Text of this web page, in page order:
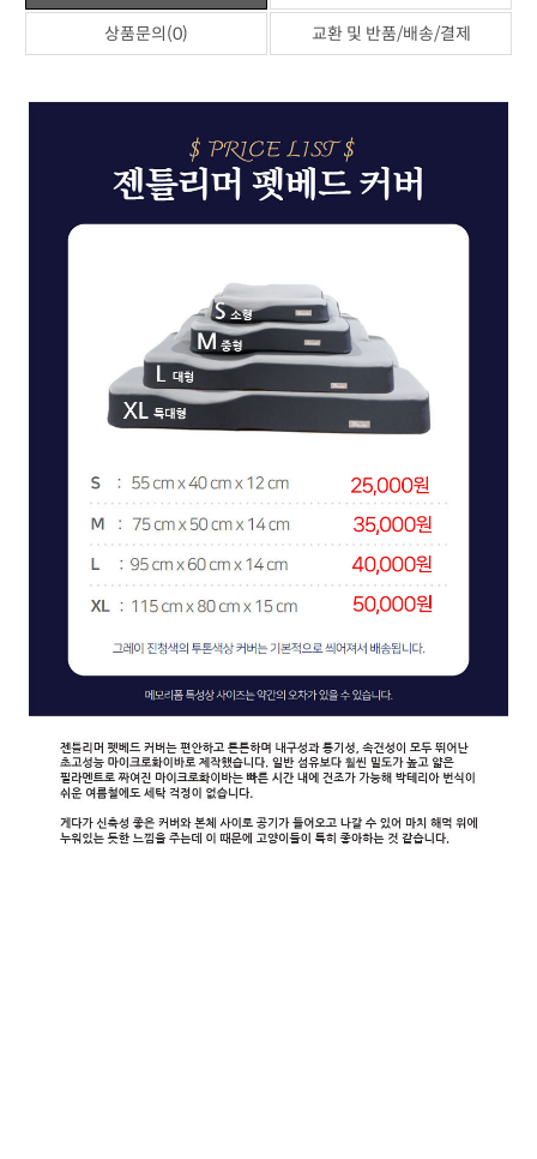
상품문의(0) 교환 및 반품/배송/결제